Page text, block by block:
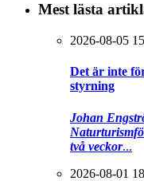
Mest lästa
2026-08-05
Det är inte
styrning
Johan
två veckor...
2026-08-01